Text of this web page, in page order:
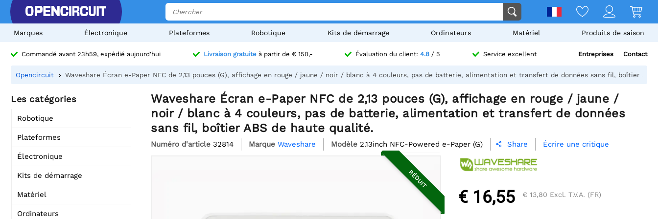
Marques Électronique Plateformes Robotique Kits de démarrage Ordinateurs Matériel Produits de saison
Commandé avant 23h59, expédié aujourd'hui Livraison gratuiteà partir de € 150,- Évaluation du client: 4.8 / 5 Service excellent Entreprises Contact
Opencircuit Waveshare Écran e-Paper NFC de 2,13 pouces (G), affichage en rouge / jaune / noir / blanc à 4 couleurs, pas de batterie, alimentation et transfert de données sans fil, boîtier
Les catégories
Robotique
Plateformes
Électronique
Kits de démarrage
Matériel
Ordinateurs
Waveshare Écran e-Paper NFC de 2,13 pouces (G), affichage en rouge / jaune /
noir / blanc à 4 couleurs, pas de batterie, alimentation et transfert de données
sans fil, boîtier ABS de haute qualité.
Numéro d'article 32814 Marque Waveshare Modèle 2.13inch NFC-Powered e-Paper (G)  Share Écrire une critique
RÉDUIT
€ 16,55 € 13,80 Excl. T.V.A. (FR)